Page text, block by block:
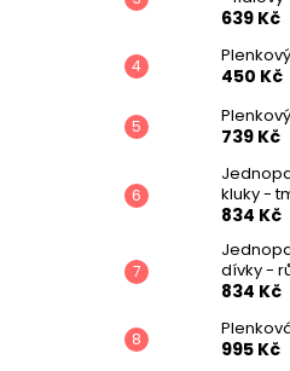
639 Kč
450 Kč
739 Kč
kluky -
834 Kč
dívky -
834 Kč
995 Kč